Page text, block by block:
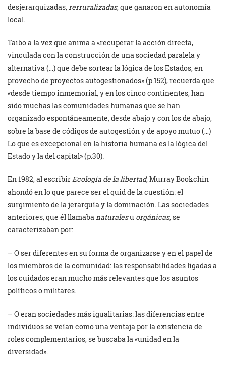
desjerarquizadas,rerruralizadas, que ganaron en autonomía
local.
Taibo a la vez que anima a «recuperar la acción directa,
vinculada con la construcción de una sociedad paralela y
alternativa (…) que debe sortear la lógica de los Estados, en
provecho de proyectos autogestionados» (p.152), recuerda que
«desde tiempo inmemorial, y en los cinco continentes, han
sido muchas las comunidades humanas que se han
organizado espontáneamente, desde abajo y con los de abajo,
sobre la base de códigos de autogestión y de apoyo mutuo (…)
Lo que es excepcional en la historia humana es la lógica del
Estado y la del capital» (p.30).
En 1982, al escribirEcología de la libertad, Murray Bookchin
ahondó en lo que parece ser el quid de la cuestión: el
surgimiento de la jerarquía y la dominación. Las sociedades
anteriores, que él llamabanaturalesu orgánicas, se
caracterizaban por:
– O ser diferentes en su forma de organizarse y en el papel de
los miembros de la comunidad: las responsabilidades ligadas a
los cuidados eran mucho más relevantes que los asuntos
políticos o militares.
– O eran sociedades más igualitarias: las diferencias entre
individuos se veían como una ventaja por la existencia de
roles complementarios, se buscaba la «unidad en la
diversidad».